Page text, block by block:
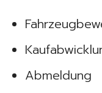
Abmeldung